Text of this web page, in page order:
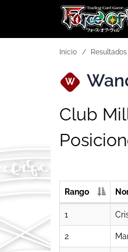
Inicio Resultados
W
Club
Rango
1
2